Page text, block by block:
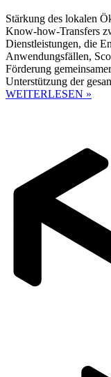
Stärkung des lokalen
Know-how-Transfers
Dienstleistungen, die
Anwendungsfällen,
Förderung
Unterstützung der
WEITERLESEN »